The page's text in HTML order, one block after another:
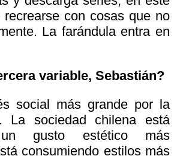
recrearse con cosas que no
La farándula entra en
variable, Sebastián?
social más grande por la
La sociedad chilena está
un gusto estético más
consumiendo estilos más